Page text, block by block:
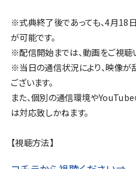
※式典終了後であっても、4月18日
が可能です。
※配信開始までは、動画をご視聴
※当日の通信状況により、映像が
ございます。
また、個別の通信環境や
は対応致しかねます。
【視聴方法】